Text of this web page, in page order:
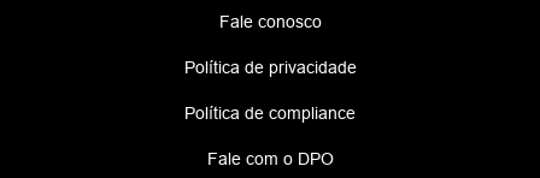
Fale conosco
Política de privacidade
Política de compliance
Fale com o DPO